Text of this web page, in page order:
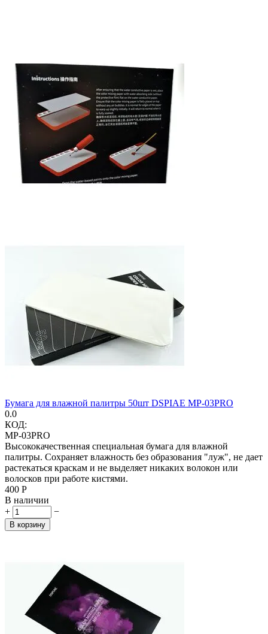
Бумага для влажной палитры 50шт DSPIAE MP-03PRO
0.0
КОД:
MP-03PRO
Высококачественная специальная бумага для влажной
палитры. Сохраняет влажность без образования "луж", не дает
растекаться краскам и не выделяет никаких волокон или
волосков при работе кистями.
‍400‍ Р
В наличии
+
−
В корзину